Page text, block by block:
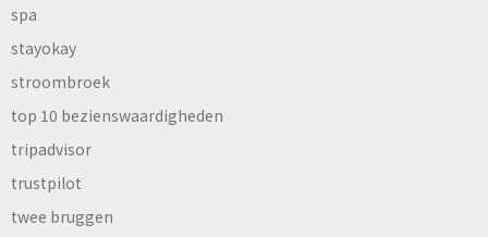
spa
stayokay
stroombroek
top 10 bezienswaardigheden
tripadvisor
trustpilot
twee bruggen